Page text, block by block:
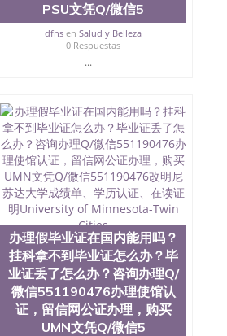
PSU文凭Q/微信5
dfns enSalud y Belleza
0 Respuestas
...
办理假毕业证在国内能用吗？
挂科拿不到毕业证怎么办？毕
业证丢了怎么办？咨询办理Q/
微信551190476办理使馆认
证，留信网公证办理，购买
UMN文凭Q/微信5